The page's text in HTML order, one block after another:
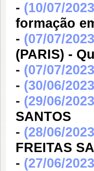
- (10/07/
formação
- (07/07/
(PARIS) -
- (07/07/
- (30/06/
- (29/06/
SANTOS
- (28/06/
FREITAS
- (27/06/